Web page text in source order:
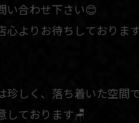
い合わせ下さい😊
心よりお待ちしておりま
珍しく、落ち着いた空間
しております🪑